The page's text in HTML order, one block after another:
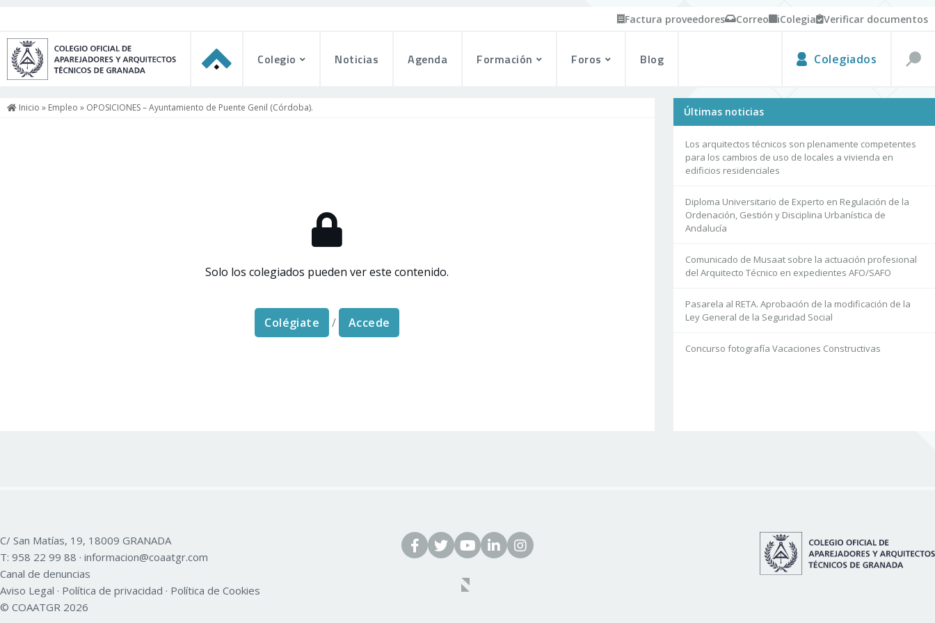
Factura proveedores Correo iColegia Verificar documentos
Colegio Noticias Agenda Formación Foros Blog Colegiados
Inicio » Empleo » OPOSICIONES – Ayuntamiento de Puente Genil (Córdoba).
Solo los colegiados pueden ver este contenido.
Colégiate / Accede
Últimas noticias
Los arquitectos técnicos son plenamente competentes
para los cambios de uso de locales a vivienda en
edificios residenciales
Diploma Universitario de Experto en Regulación de la
Ordenación, Gestión y Disciplina Urbanística de
Andalucía
Comunicado de Musaat sobre la actuación profesional
del Arquitecto Técnico en expedientes AFO/SAFO
Pasarela al RETA. Aprobación de la modificación de la
Ley General de la Seguridad Social
Concurso fotografía Vacaciones Constructivas
C/ San Matías, 19, 18009 GRANADA
T: 958 22 99 88 · informacion@coaatgr.com
Canal de denuncias
Aviso Legal · Política de privacidad · Política de Cookies
© COAATGR 2026